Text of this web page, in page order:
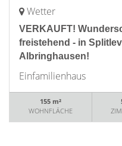
Wetter
VERKAUFT!
freistehend - in
Albringhausen!
Einfamilienhaus
155 m²
WOHNFLÄCHE